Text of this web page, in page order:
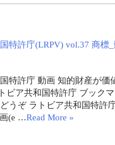
特許庁(LRPV) vol.37 商標
特許庁 動画 知的財産が価
ビア共和国特許庁 ブックマ
うぞ ラトビア共和国特許
(e …Read More »